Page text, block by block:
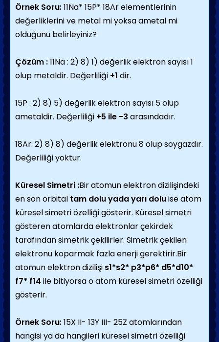
Örnek Soru:11Na* 15P* 18Ar elementlerinin
değerliklerini ve metal mi yoksa ametal mi
olduğunu belirleyiniz?
Çözüm :11Na : 2) 8) 1) değerlik elektron sayısı 1
olup metaldir. Değerliliği +1 dir.
15P : 2) 8) 5) değerlik elektron sayısı 5 olup
ametaldir. Değerliliği +5 ile -3 arasındadır.
18Ar: 2) 8) 8) değerlik elektronu 8 olup soygazdır.
Değerliliği yoktur.
Küresel Simetri :Bir atomun elektron dizilişindeki
en son orbital tam dolu yada yarı doluise atom
küresel simetri özelliği gösterir. Küresel simetri
gösteren atomlarda elektronlar çekirdek
tarafından simetrik çekilirler. Simetrik çekilen
elektronu koparmak fazla enerji gerektirir.Bir
atomun elektron dizilişi s1*s2* p3*p6* d5*d10*
f7* f14 ile bitiyorsa o atom küresel simetri özelliği
gösterir.
Örnek Soru:15X II- 13Y III- 25Z atomlarından
hangisi ya da hangileri küresel simetri özelliği